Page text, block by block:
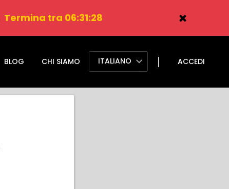
Termina tra 06:31:27
BLOG CHI SIAMO ITALIANO ACCEDI